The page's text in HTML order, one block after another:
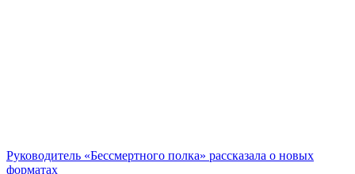
Руководитель «Бессмертного полка» рассказала о новых
форматах